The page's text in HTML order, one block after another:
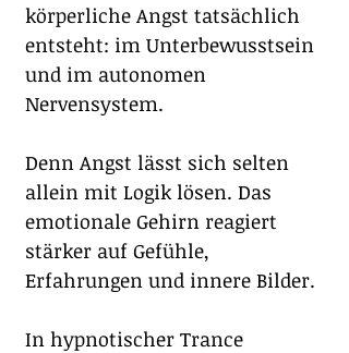
körperliche Angst tatsächlich
entsteht: im Unterbewusstsein
und im autonomen
Nervensystem.
Denn Angst lässt sich selten
allein mit Logik lösen. Das
emotionale Gehirn reagiert
stärker auf Gefühle,
Erfahrungen und innere Bilder.
In hypnotischer Trance